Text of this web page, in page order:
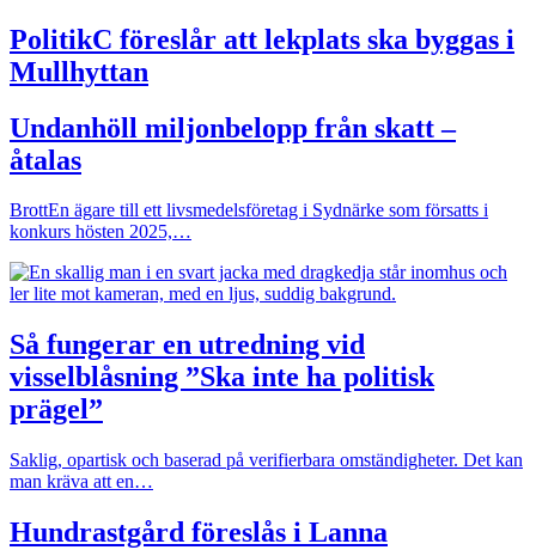
PolitikC föreslår att lekplats ska byggas i
Mullhyttan
Undanhöll miljonbelopp från skatt –
åtalas
BrottEn ägare till ett livsmedelsföretag i Sydnärke som försatts i
konkurs hösten 2025,…
Så fungerar en utredning vid
visselblåsning ”Ska inte ha politisk
prägel”
Saklig, opartisk och baserad på verifierbara omständigheter. Det kan
man kräva att en…
Hundrastgård föreslås i Lanna